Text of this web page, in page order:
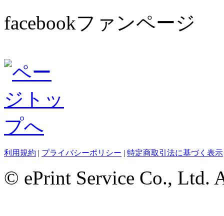
facebookファンページ
利用規約 | プライバシーポリシー | 特定商取引法に基づく表示
© ePrint Service Co., Ltd.